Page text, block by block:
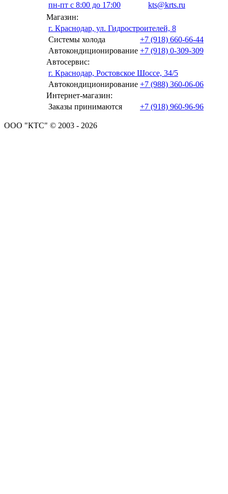
пн-пт с 8:00 до 17:00
kts@krts.ru
Магазин:
г. Краснодар, ул. Гидростроителей, 8
Системы холода
+7 (918) 660-66-44
Автокондиционирование +7 (918) 0-309-309
Автосервис:
г. Краснодар, Ростовское Шоссе, 34/5
Автокондиционирование +7 (988) 360-06-06
Интернет-магазин:
Заказы принимаются
+7 (918) 960-96-96
ООО "КТС" © 2003 - 2026